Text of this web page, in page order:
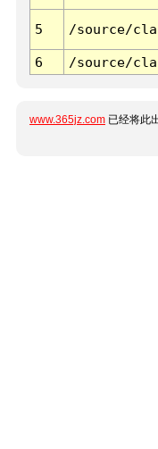
5 /source/
6 /source/
www.365jz.com 已经将此